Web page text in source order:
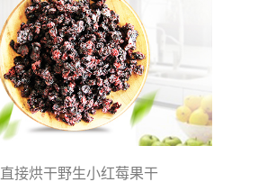
直接烘干野生小红莓果干